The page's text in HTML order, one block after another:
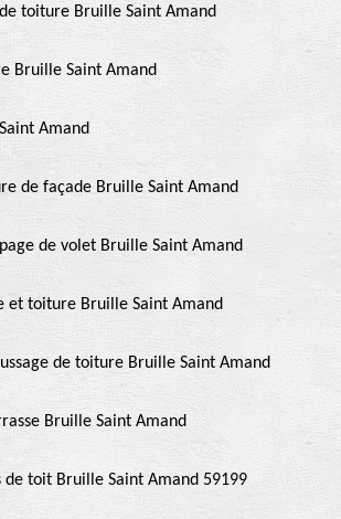
toiture Bruille Saint Amand
Bruille Saint Amand
Amand
de façade Bruille Saint Amand
de volet Bruille Saint Amand
et toiture Bruille Saint Amand
de toiture Bruille Saint Amand
Bruille Saint Amand
de toit Bruille Saint Amand 59199